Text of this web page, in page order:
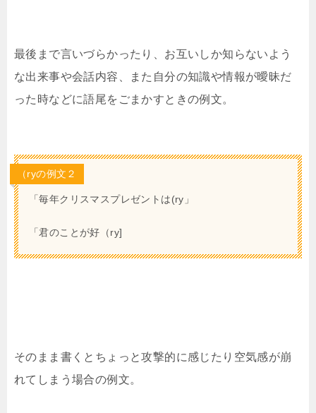
最後まで言いづらかったり、お互いしか知らないよう
な出来事や会話内容、また自分の知識や情報が曖昧だ
った時などに語尾をごまかすときの例文。
（ryの例文２
「毎年クリスマスプレゼントは(ry」
「君のことが好（ry]
そのまま書くとちょっと攻撃的に感じたり空気感が崩
れてしまう場合の例文。